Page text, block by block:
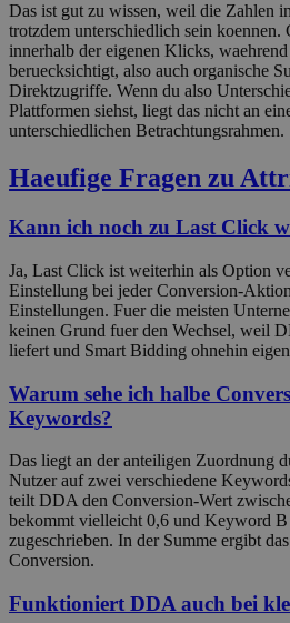
Das ist gut zu wissen, weil die Zahlen
trotzdem unterschiedlich sein
innerhalb der eigenen Klicks,
beruecksichtigt, also auch organische
Direktzugriffe. Wenn du also
Plattformen siehst, liegt das nicht an
unterschiedlichen Betrachtungsrahmen.
Haeufige Fragen zu
Kann ich noch zu Last Click
Ja, Last Click ist weiterhin als Option
Einstellung bei jeder Conversion-
Einstellungen. Fuer die meisten
keinen Grund fuer den Wechsel, weil
liefert und Smart Bidding ohnehin
Warum sehe ich halbe
Keywords?
Das liegt an der anteiligen Zuordnung
Nutzer auf zwei verschiedene
teilt DDA den Conversion-Wert
bekommt vielleicht 0,6 und Keyword
zugeschrieben. In der Summe ergibt
Conversion.
Funktioniert DDA auch bei